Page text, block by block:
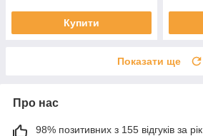
Купити
Показати ще
Про нас
98% позитивних з 155 відгуків за рік